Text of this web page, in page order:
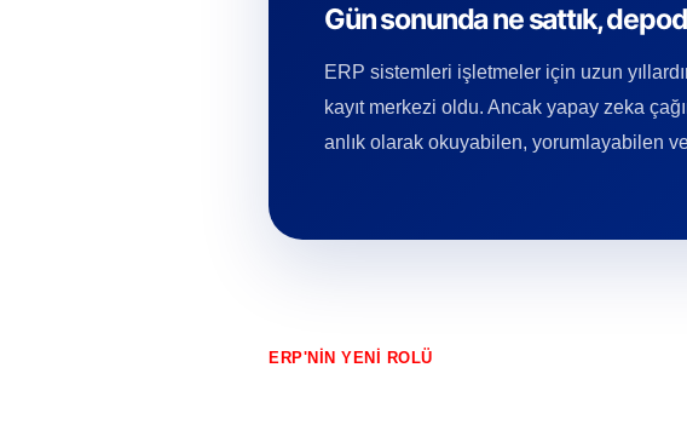
Gün sonunda ne sattık,
ERP sistemleri işletmeler için uzun
kayıt merkezi oldu. Ancak yapay zeka
anlık olarak okuyabilen, yorumlayabilen
ERP'NİN YENİ ROLÜ